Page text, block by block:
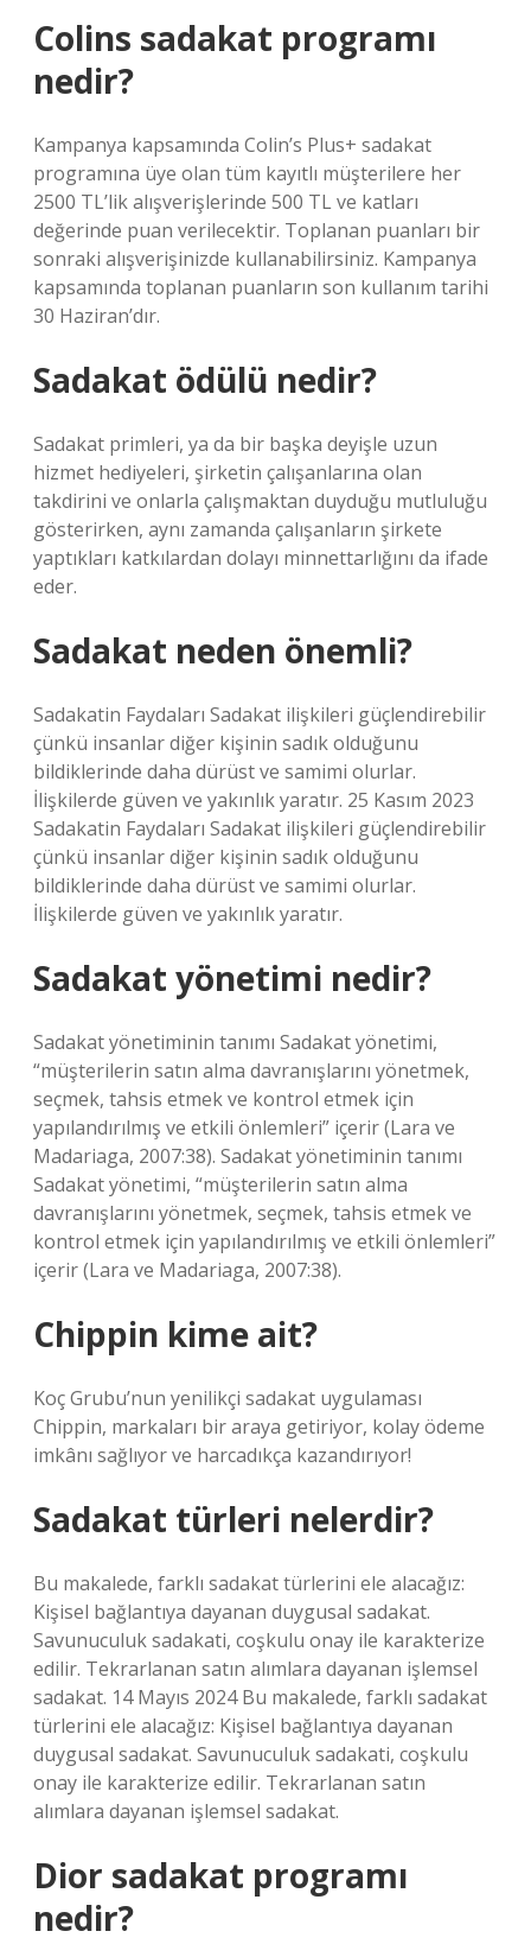
Colins sadakat programı
nedir?
Kampanya kapsamında Colin’s Plus+ sadakat
programına üye olan tüm kayıtlı müşterilere her
2500 TL’lik alışverişlerinde 500 TL ve katları
değerinde puan verilecektir. Toplanan puanları bir
sonraki alışverişinizde kullanabilirsiniz. Kampanya
kapsamında toplanan puanların son kullanım tarihi
30 Haziran’dır.
Sadakat ödülü nedir?
Sadakat primleri, ya da bir başka deyişle uzun
hizmet hediyeleri, şirketin çalışanlarına olan
takdirini ve onlarla çalışmaktan duyduğu mutluluğu
gösterirken, aynı zamanda çalışanların şirkete
yaptıkları katkılardan dolayı minnettarlığını da ifade
eder.
Sadakat neden önemli?
Sadakatin Faydaları Sadakat ilişkileri güçlendirebilir
çünkü insanlar diğer kişinin sadık olduğunu
bildiklerinde daha dürüst ve samimi olurlar.
İlişkilerde güven ve yakınlık yaratır. 25 Kasım 2023
Sadakatin Faydaları Sadakat ilişkileri güçlendirebilir
çünkü insanlar diğer kişinin sadık olduğunu
bildiklerinde daha dürüst ve samimi olurlar.
İlişkilerde güven ve yakınlık yaratır.
Sadakat yönetimi nedir?
Sadakat yönetiminin tanımı Sadakat yönetimi,
“müşterilerin satın alma davranışlarını yönetmek,
seçmek, tahsis etmek ve kontrol etmek için
yapılandırılmış ve etkili önlemleri” içerir (Lara ve
Madariaga, 2007:38). Sadakat yönetiminin tanımı
Sadakat yönetimi, “müşterilerin satın alma
davranışlarını yönetmek, seçmek, tahsis etmek ve
kontrol etmek için yapılandırılmış ve etkili önlemleri”
içerir (Lara ve Madariaga, 2007:38).
Chippin kime ait?
Koç Grubu’nun yenilikçi sadakat uygulaması
Chippin, markaları bir araya getiriyor, kolay ödeme
imkânı sağlıyor ve harcadıkça kazandırıyor!
Sadakat türleri nelerdir?
Bu makalede, farklı sadakat türlerini ele alacağız:
Kişisel bağlantıya dayanan duygusal sadakat.
Savunuculuk sadakati, coşkulu onay ile karakterize
edilir. Tekrarlanan satın alımlara dayanan işlemsel
sadakat. 14 Mayıs 2024 Bu makalede, farklı sadakat
türlerini ele alacağız: Kişisel bağlantıya dayanan
duygusal sadakat. Savunuculuk sadakati, coşkulu
onay ile karakterize edilir. Tekrarlanan satın
alımlara dayanan işlemsel sadakat.
Dior sadakat programı
nedir?